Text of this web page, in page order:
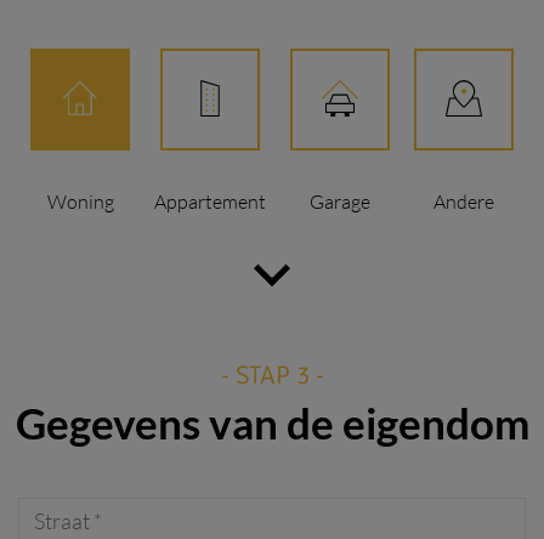
Woning Appartement Garage Andere
- STAP 3 -
Gegevens van de eigendom